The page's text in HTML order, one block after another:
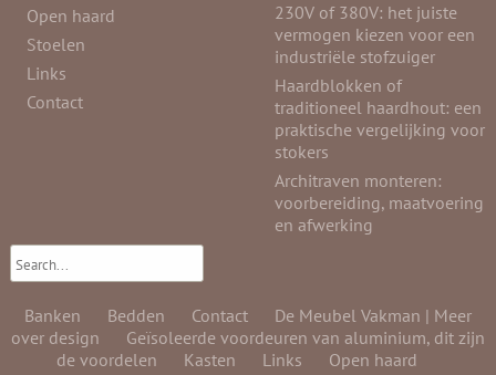
Open haard
Stoelen
Links
Contact
230V of 380V: het juiste
vermogen kiezen voor een
industriële stofzuiger
Haardblokken of
traditioneel haardhout: een
praktische vergelijking voor
stokers
Architraven monteren:
voorbereiding, maatvoering
en afwerking
Banken Bedden Contact
De Meubel Vakman | Meer
over design
Geïsoleerde voordeuren van aluminium, dit zijn
de voordelen
Kasten Links
Open haard